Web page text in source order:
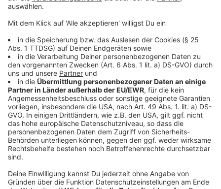
NRW-Wirtschaftsministerin Neubaur: "Ein echter
Anzeige
Der Kalendereffekt: 0,3 Prozentpunkte durch
mehr Arbeitstage
Anzeige
Ein Teil des Wachstums ist rechnerisch bedingt: Rund
0,3 Prozentpunkte des erwarteten Plus gehen allein
darauf zurück, dass in diesem Jahr mehr Arbeitstage
zur Verfügung stehen als im Vorjahr. Ohne diesen
Kalendereffekt würde das Wachstum entsprechend